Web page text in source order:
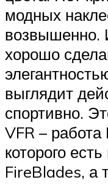
модных
возвышенно.
хорошо
выглядит
спортивно.
VFR –
которого
FireBlades, а